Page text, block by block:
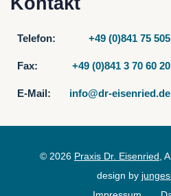
Telefon:
Fax: +49 (0)841 3 70 60 20
E-Mail: info@dr-eisenried.de